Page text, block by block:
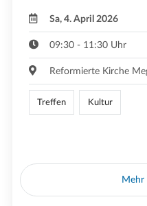
Sa, 4. April 2026
09:30 - 11:30 Uhr
Reformierte Kirche
Treffen Kultur
Mehr